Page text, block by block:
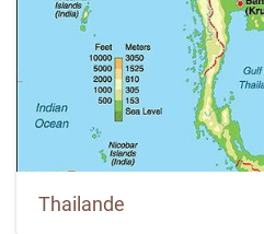
Thailande